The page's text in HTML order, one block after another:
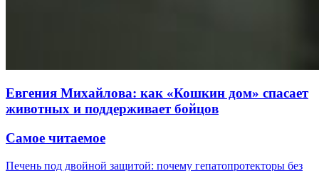
Евгения Михайлова: как «Кошкин дом» спасает
животных и поддерживает бойцов
Самое читаемое
Печень под двойной защитой: почему гепатопротекторы без